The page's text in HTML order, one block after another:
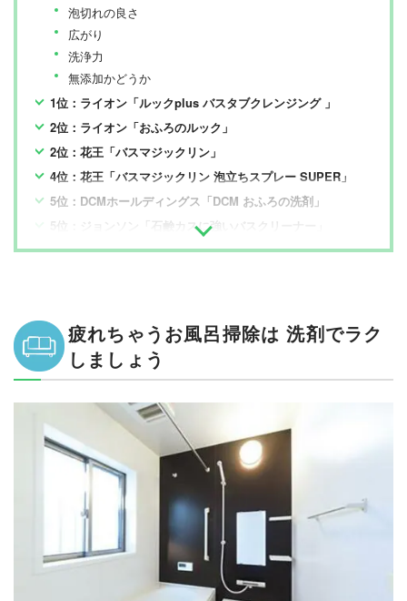
泡切れの良さ
広がり
洗浄力
無添加かどうか
1位：ライオン「ルックplus バスタブクレンジング 」
2位：ライオン「おふろのルック」
2位：花王「バスマジックリン」
4位：花王「バスマジックリン 泡立ちスプレー SUPER」
5位：DCMホールディングス「DCM おふろの洗剤」
5位：ジョンソン「石鹸カスに強いバスクリーナー」
疲れちゃうお風呂掃除は 洗剤でラク
しましょう